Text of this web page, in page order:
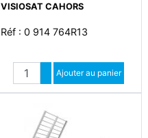
VISIOSAT CAHORS
Réf : 0 914 764R13
Quantité
Augmenter quantité
Diminuer quantité
Ajouter au panier